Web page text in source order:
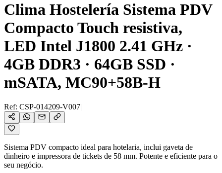
Clima Hostelería Sistema PDV
Compacto Touch resistiva,
LED Intel J1800 2.41 GHz ·
4GB DDR3 · 64GB SSD ·
mSATA, MC90+58B-H
Ref: CSP-014209-V007|
Sistema PDV compacto ideal para hotelaria, inclui gaveta de
dinheiro e impressora de tickets de 58 mm. Potente e eficiente para o
seu negócio.